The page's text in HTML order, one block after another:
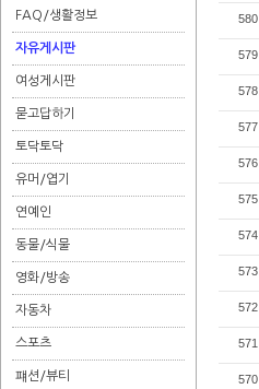
FAQ/생활정보
자유게시판
여성게시판
묻고답하기
토닥토닥
유머/엽기
연예인
동물/식물
영화/방송
자동차
스포츠
퍠션/뷰티
580
579
578
577
576
575
574
573
572
571
570